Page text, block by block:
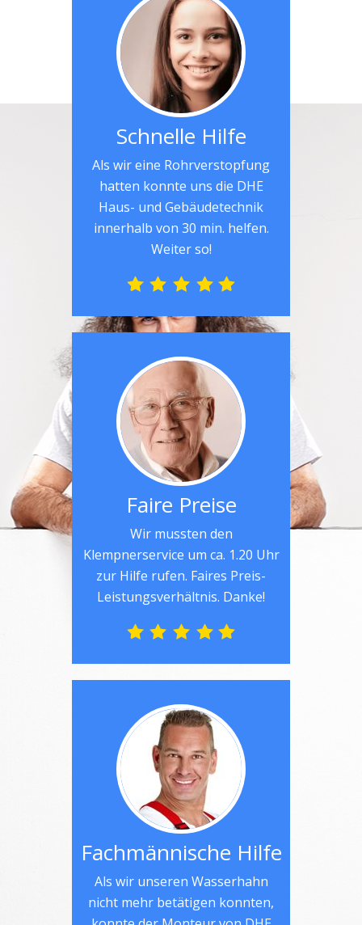
Schnelle Hilfe
Als wir eine Rohrverstopfung
hatten konnte uns die DHE
Haus- und Gebäudetechnik
innerhalb von 30 min. helfen.
Weiter so!
Faire Preise
Wir mussten den
Klempnerservice um ca. 1.20 Uhr
zur Hilfe rufen. Faires Preis-
Leistungsverhältnis. Danke!
Fachmännische Hilfe
Als wir unseren Wasserhahn
nicht mehr betätigen konnten,